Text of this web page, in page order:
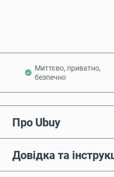
Миттєво, приватно,
безпечно
Про Ubuy
Довідка та